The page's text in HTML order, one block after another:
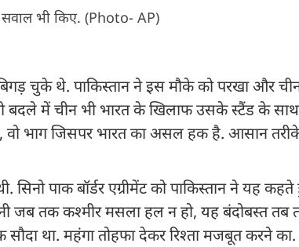
सवाल भी किए. (Photo- AP)
चुके थे. पाकिस्तान ने इस मौके को परखा और चीन
बदले में चीन भी भारत के खिलाफ उसके स्टैंड के साथ
वो भाग जिसपर भारत का असल हक है. आसान
पाक बॉर्डर एग्रीमेंट को पाकिस्तान ने यह
जब तक कश्मीर मसला हल न हो, यह बंदोबस्त
था. महंगा तोहफा देकर रिश्ता मजबूत करने का.